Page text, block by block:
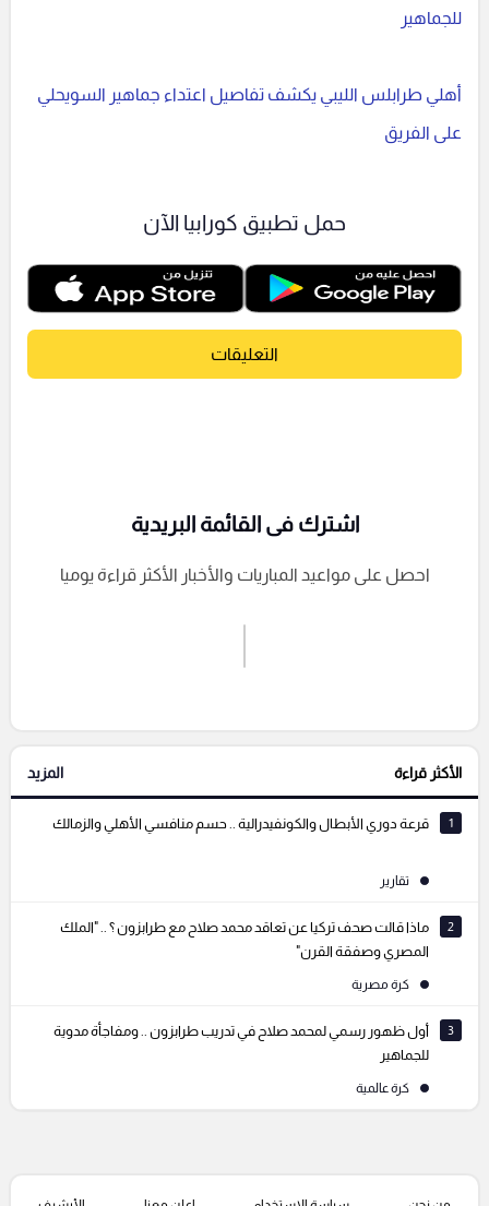
للجماهير
أهلي طرابلس الليبي يكشف تفاصيل اعتداء جماهير السويحلي
على الفريق
حمل تطبيق كورابيا الآن
التعليقات
إرسال تعليق
التعليقات السابقة
اشترك فى القائمة البريدية
احصل على مواعيد المباريات والأخبار الأكثر قراءة يوميا
الأكثر قراءة المزيد
1 قرعة دوري الأبطال والكونفيدرالية .. حسم منافسي الأهلي والزمالك
تقارير
2
ماذا قالت صحف تركيا عن تعاقد محمد صلاح مع طرابزون ؟ .. "الملك
المصري وصفقة القرن"
كرة مصرية
3
أول ظهور رسمي لمحمد صلاح في تدريب طرابزون .. ومفاجأة مدوية
للجماهير
كرة عالمية